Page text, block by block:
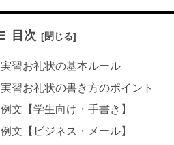
目次
実習お礼状の基本ルール
実習お礼状の書き方のポイント
例文【学生向け・手書き】
例文【ビジネス・メール】